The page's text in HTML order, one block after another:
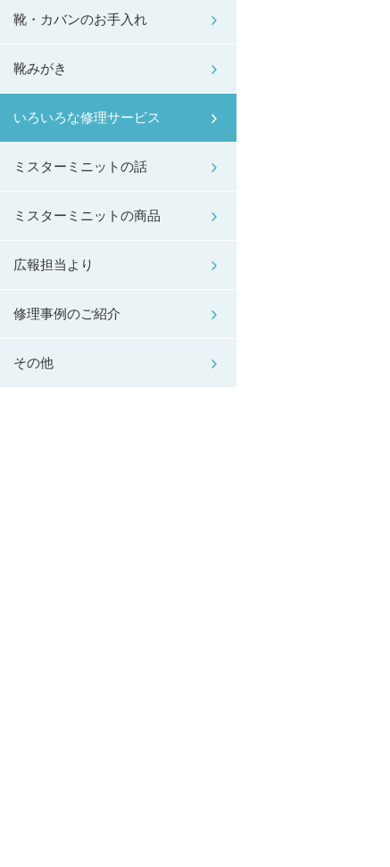
靴・カバンのお手入れ
靴みがき
いろいろな修理サービス
ミスターミニットの話
ミスターミニットの商品
広報担当より
修理事例のご紹介
その他